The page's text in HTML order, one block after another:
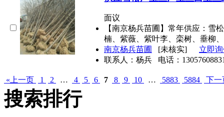
面议
【南京杨兵苗圃】常年供应：雪
楠、紫薇、紫叶李、栾树、垂柳
南京杨兵苗圃
[未核实]
立即
联系人：杨兵
电话：
«上一页 1 2 … 4 5 6 7 8 9 10 … 5883 5884 下
搜索排行